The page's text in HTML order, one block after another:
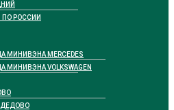
ПО РОССИИ
МИНИВЭНА MERCEDES
МИНИВЭНА VOLKSWAGEN